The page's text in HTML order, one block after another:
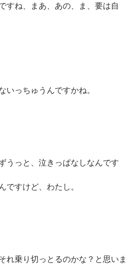
すね、まあ、あの、ま、要は自
いっちゅうんですかね。
うっと、泣きっぱなしなんです
ですけど、わたし。
れ乗り切っとるのかな？と思いま